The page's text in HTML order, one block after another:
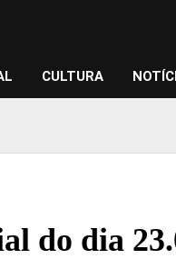
CULTURA
do dia